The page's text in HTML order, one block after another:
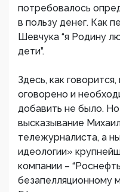
потребовалось
в пользу денег. Как
Шевчука “я Родину
дети”.
Здесь, как
оговорено и
добавить не было.
высказывание
тележурналиста, а
идеологии»
компании –
безапелляционному